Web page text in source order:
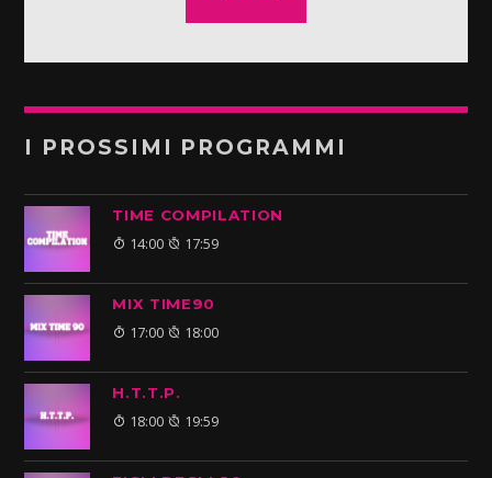
I PROSSIMI PROGRAMMI
TIME COMPILATION
14:00 17:59
MIX TIME90
17:00 18:00
H.T.T.P.
18:00 19:59